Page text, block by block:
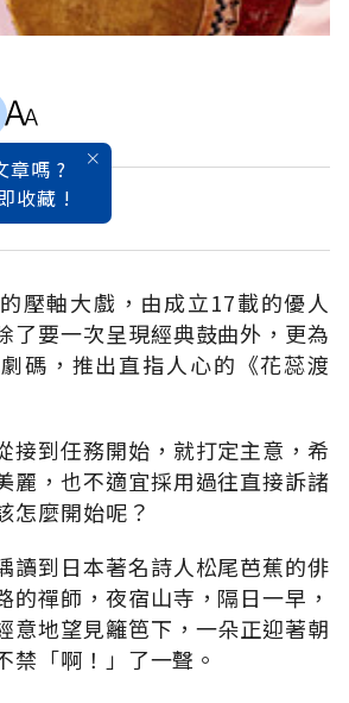
章嗎 ?
收藏 !
博特刊
壓軸大戲，由成立17載的優人
了要一次呈現經典鼓曲外，更為
碼，推出直指人心的《花蕊渡
接到任務開始，就打定主意，希
麗，也不適宜採用過往直接訴諸
怎麼開始呢？
讀到日本著名詩人松尾芭蕉的俳
的禪師，夜宿山寺，隔日一早，
意地望見籬笆下，一朵正迎著朝
禁「啊！」了一聲。